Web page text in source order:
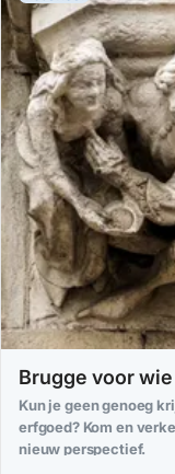
Brugge voor
Kun je geen genoeg
erfgoed? Kom en
nieuw perspectief.